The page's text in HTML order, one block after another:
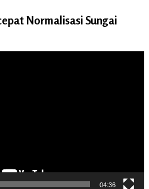
Normalisasi Sungai
04:36